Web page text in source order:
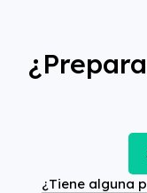
¿Tiene alguna